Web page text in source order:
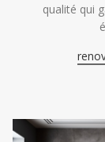
qualité qui